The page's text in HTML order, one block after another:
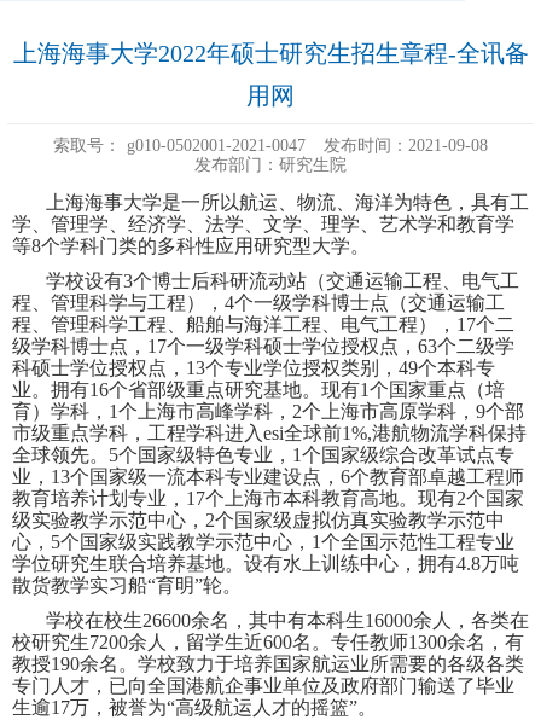
上海海事大学2022年硕士研究生招生章程-全讯备
用网
索取号： g010-0502001-2021-0047
发布时间：2021-09-08
发布部门：研究生院
上海海事大学是一所以航运、物流、海洋为特色，具有工
学、管理学、经济学、法学、文学、理学、艺术学和教育学
等8个学科门类的多科性应用研究型大学。
学校设有3个博士后科研流动站（交通运输工程、电气工
程、管理科学与工程）， 4个一级学科博士点（交通运输工
程、管理科学工程、船舶与海洋工程、电气工程）， 17个二
级学科博士点， 17个一级学科硕士学位授权点， 63个二级学
科硕士学位授权点， 13个专业学位授权类别， 49个本科专
业。拥有16个省部级重点研究基地。现有1个国家重点（培
育）学科， 1个上海市高峰学科， 2个上海市高原学科， 9个部
市级重点学科，工程学科进入esi全球前1%,港航物流学科保持
全球领先。 5个国家级特色专业， 1个国家级综合改革试点专
业， 13个国家级一流本科专业建设点， 6个教育部卓越工程师
教育培养计划专业， 17个上海市本科教育高地。现有2个国家
级实验教学示范中心， 2个国家级虚拟仿真实验教学示范中
心， 5个国家级实践教学示范中心， 1个全国示范性工程专业
学位研究生联合培养基地。设有水上训练中心，拥有4.8万吨
散货教学实习船“育明”轮。
学校在校生26600余名，其中有本科生16000余人，各类在
校研究生7200余人，留学生近600名。专任教师1300余名，有
教授190余名。学校致力于培养国家航运业所需要的各级各类
专门人才，已向全国港航企事业单位及政府部门输送了毕业
生逾17万，被誉为“高级航运人才的摇篮”。